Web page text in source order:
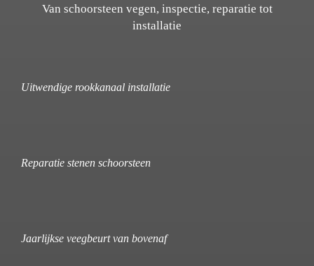
Van schoorsteen vegen, inspectie, reparatie tot
installatie
Uitwendige rookkanaal installatie
Reparatie stenen schoorsteen
Jaarlijkse veegbeurt van bovenaf